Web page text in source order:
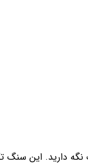
این سنگ تک